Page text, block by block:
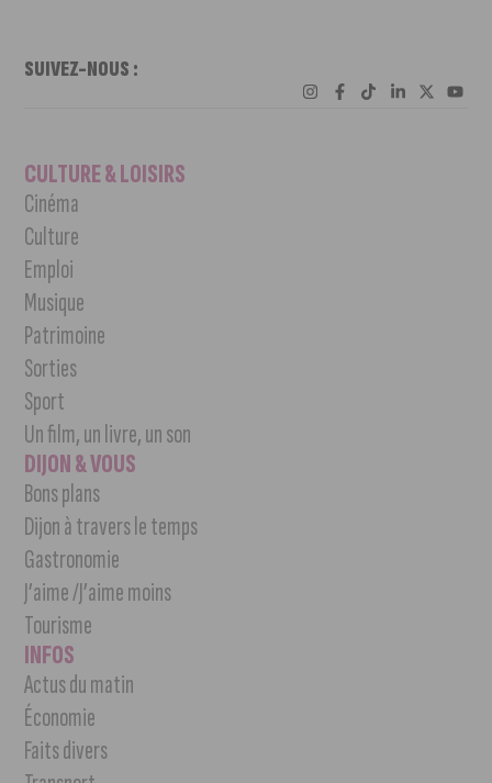
SUIVEZ-NOUS :
CULTURE & LOISIRS
Cinéma
Culture
Emploi
Musique
Patrimoine
Sorties
Sport
Un film, un livre, un son
DIJON & VOUS
Bons plans
Dijon à travers le temps
Gastronomie
J’aime /J’aime moins
Tourisme
INFOS
Actus du matin
Économie
Faits divers